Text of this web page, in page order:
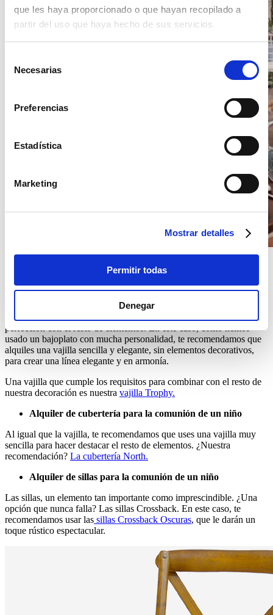
que les haya proporcionado o que hayan recopilado a
partir del uso que haya hecho de sus servicios.
Necesarias
Preferencias
Estadística
Marketing
Mostrar detalles
Permitir todas
Denegar
Alquiler de vajilla para la comunión de un niño
La vajilla es otro aspecto muy importante a la hora de alquilar
mobiliario para la comunión de un niño, ya que debe combinar a la
perfección con el resto de elementos. En este caso, como hemos
usado un bajoplato con mucha personalidad, te recomendamos que
alquiles una vajilla sencilla y elegante, sin elementos decorativos,
para crear una línea elegante y en armonía.
Una vajilla que cumple los requisitos para combinar con el resto de
nuestra decoración es nuestra vajilla Trophy.
Alquiler de cubertería para la comunión de un niño
Al igual que la vajilla, te recomendamos que uses una vajilla muy
sencilla para hacer destacar el resto de elementos. ¿Nuestra
recomendación? La cubertería North.
Alquiler de sillas para la comunión de un niño
Las sillas, un elemento tan importante como imprescindible. ¿Una
opción que nunca falla? Las sillas Crossback. En este caso, te
recomendamos usar las sillas Crossback Oscuras, que le darán un
toque rústico espectacular.